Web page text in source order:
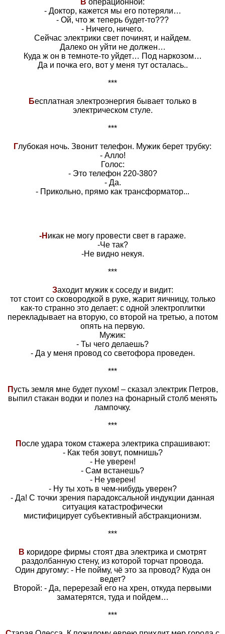
- Доктор, кажется мы его потеряли…
- Ой, что ж теперь будет-то???
- Ничего, ничего.
Сейчас электрики свет починят, и найдем.
Далеко он уйти не должен…
Куда ж он в темноте-то уйдет… Под наркозом…
Да и почка его, вот у меня тут осталась..
***
Бесплатная электроэнергия бывает только в
электрическом стуле.
***
Глубокая ночь. Звонит телефон. Мужик берет трубку:
- Алло!
Голос:
- Это телефон 220-380?
- Да.
- Прикольно, прямо как трансформатор...
-Н икак не могу провести свет в гараже.
-Че так?
-Не видно некуя.
***
Заходит мужик к соседу и видит:
тот стоит со сковородкой в руке, жарит яичницу, только
как-то странно это делает: с одной электроплитки
перекладывает на вторую, со второй на третью, а потом
опять на первую.
Мужик:
- Ты чего делаешь?
- Да у меня провод со светофора проведен.
***
Пусть земля мне будет пухом! – сказал электрик Петров,
выпил стакан водки и полез на фонарный столб менять
лампочку.
***
После удара током стажера электрика спрашивают:
- Как тебя зовут, помнишь?
- Не уверен!
- Сам встанешь?
- Не уверен!
- Ну ты хоть в чем-нибудь уверен?
- Да! С точки зрения парадоксальной индукции данная
ситуация катастрофически
мистифицирует субъективный абстракционизм.
***
В коридоре фирмы стоят два электрика и смотрят
раздолбанную стену, из которой торчат провода.
Один другому: - Не пойму, чё это за провод? Куда он
ведет?
Второй: - Да, перерезай его на хрен, откуда первыми
заматерятся, туда и пойдем…
***